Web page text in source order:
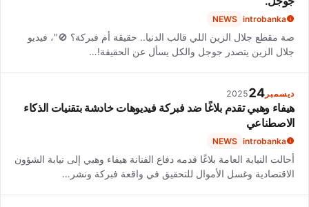
introbanka
NEWS
صة مقطع جلال الزين اللي قالب الدنيا.. حقيقة أم فبركة؟ 🚫"، فيديو
جلال الزين يتصدر جوجل والكل يسأل عن الحقيقة!…
ديسمبر 24
2025
هيفاء وهبي تقدم بلاغًا ضد فبركة فيديوهات خادشة بتقنيات الذكاء
الاصطناعي
introbanka
NEWS
أحالت النيابة العامة بلاغًا قدمه دفاع الفنانة هيفاء وهبي إلى نيابة الشؤون
الاقتصادية وغسل الأموال للتحقيق في واقعة فبركة ونشر…